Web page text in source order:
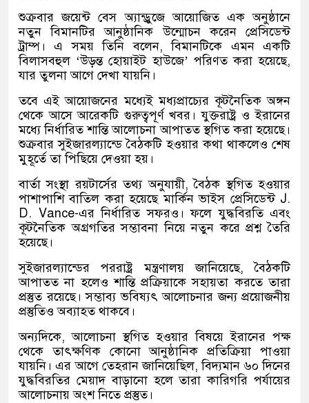
শুক্রবার জয়েন্ট বেস অ্যান্ড্রুজে আয়োজিত এক অনুষ্ঠানে
নতুন বিমানটির আনুষ্ঠানিক উন্মোচন করেন প্রেসিডেন্ট
ট্রাম্প। এ সময় তিনি বলেন, বিমানটিকে এমন একটি
বিলাসবহুল ‘উড়ন্ত হোয়াইট হাউজে’ পরিণত করা হয়েছে,
যার তুলনা আগে দেখা যায়নি।
তবে এই আয়োজনের মধ্যেই মধ্যপ্রাচ্যের কূটনৈতিক অঙ্গন
থেকে আসে আরেকটি গুরুত্বপূর্ণ খবর। যুক্তরাষ্ট্র ও ইরানের
মধ্যে নির্ধারিত শান্তি আলোচনা আপাতত স্থগিত করা হয়েছে।
শুক্রবার সুইজারল্যান্ডে বৈঠকটি হওয়ার কথা থাকলেও শেষ
মুহূর্তে তা পিছিয়ে দেওয়া হয়।
বার্তা সংস্থা রয়টার্সের তথ্য অনুযায়ী, বৈঠক স্থগিত হওয়ার
পাশাপাশি বাতিল করা হয়েছে মার্কিন ভাইস প্রেসিডেন্ট J.
D. Vance-এর নির্ধারিত সফরও। ফলে যুদ্ধবিরতি এবং
কূটনৈতিক অগ্রগতির সম্ভাবনা নিয়ে নতুন করে প্রশ্ন তৈরি
হয়েছে।
সুইজারল্যান্ডের পররাষ্ট্র মন্ত্রণালয় জানিয়েছে, বৈঠকটি
আপাতত না হলেও শান্তি প্রক্রিয়াকে সহায়তা করতে তারা
প্রস্তুত রয়েছে। সম্ভাব্য ভবিষ্যৎ আলোচনার জন্য প্রয়োজনীয়
প্রস্তুতিও অব্যাহত থাকবে।
অন্যদিকে, আলোচনা স্থগিত হওয়ার বিষয়ে ইরানের পক্ষ
থেকে তাৎক্ষণিক কোনো আনুষ্ঠানিক প্রতিক্রিয়া পাওয়া
যায়নি। এর আগে তেহরান জানিয়েছিল, বিদ্যমান ৬০ দিনের
যুদ্ধবিরতির মেয়াদ বাড়ানো হলে তারা কারিগরি পর্যায়ের
আলোচনায় অংশ নিতে প্রস্তুত।